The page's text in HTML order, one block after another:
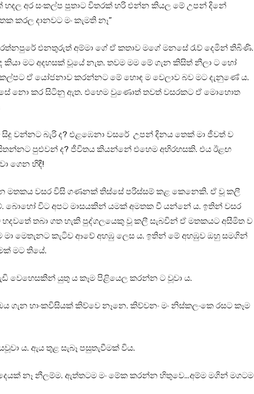
හදල අර සංකල්ප පුතාට විතරක් හරි එන්න කියල මේ උපන් දිනේ
කරල දානවට මං කැමති නෑ”
රත්නපුරේ එනතුරුත් අම්මා ගේ ඒ කතාව මගේ මනසේ රැව් දෙමින් තිබිණි.
කියා මට අදහසක් වූයේ නැත. තවම මම මේ ගැන කිසිත් නීලා ට හෝ
ඒ යෝජනාව කරන්නට මේ හොඳ ම වෙලාව බව මට දැනුණේ ය.
නො කර සිටිනු ඇත. එහෙම වුණොත් තවත් වසරකට ඒ මොහොත
වන්නට බැරි ද? එළඹෙනා වසරේ උපන් දිනය තෙක් මා ජීවත් ව
පුළුවන් ද? ජීවිතය කියන්නේ එහෙම අභිරහසකි. එය ඊළඟ
ගෙන හිඳී!
මතකය වසර විසි ගණනක් තිස්සේ පරිස්සම් කළ කෙනෙකි. ඒ වූ කලී
විට අපට මාසයකින් යමක් අමතක වී යන්නේ ය. ඉතින් වසර
තබා ගත හැකි පුද්ගලයෙකු වූ කලී සැබවින් ඒ මතකයට අසීමිත ව
මෙතැනට කැටිව ආවේ අහඹු ලෙස ය. ඉතින් මේ අහඹුව ඔහු සමගින්
මට තියේ.
වෙහෙසකින් යුතු ය කෑම පිළියෙල කරන්න ට වූවා ය.
ගැන හාංකවිසියක් කිව්වෙ නෑනෙ. කිව්වනං මං නිස්කලංකෙ රසට කෑම
ය. ඇය තුළ සැබෑ පසුතැවීමක් විය.
නෑ නීලම්ම. ඇත්තටම මං මේක කරන්න හිතුවෙ…අම්ම මගින් මගටම